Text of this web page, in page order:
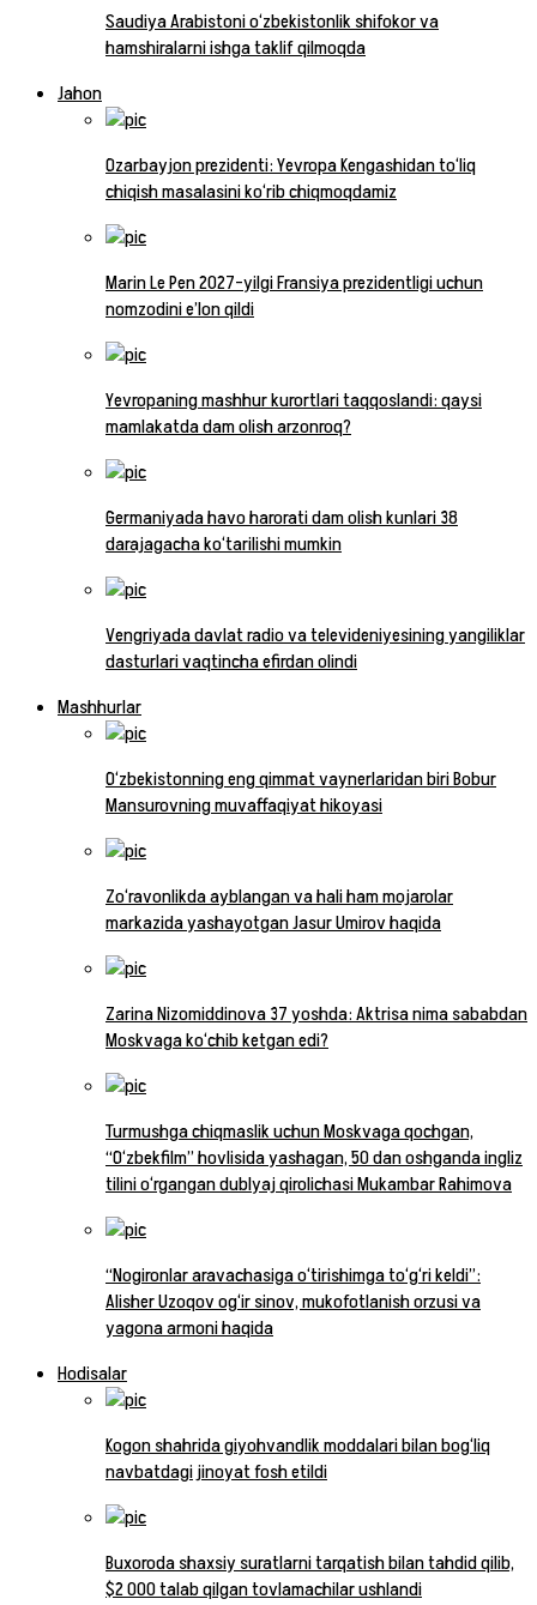
Saudiya Arabistoni o‘zbekistonlik shifokor va
hamshiralarni ishga taklif qilmoqda
Jahon
Ozarbayjon prezidenti: Yevropa Kengashidan to‘liq
chiqish masalasini ko‘rib chiqmoqdamiz
Marin Le Pen 2027-yilgi Fransiya prezidentligi uchun
nomzodini e’lon qildi
Yevropaning mashhur kurortlari taqqoslandi: qaysi
mamlakatda dam olish arzonroq?
Germaniyada havo harorati dam olish kunlari 38
darajagacha ko‘tarilishi mumkin
Vengriyada davlat radio va televideniyesining yangiliklar
dasturlari vaqtincha efirdan olindi
Mashhurlar
O‘zbekistonning eng qimmat vaynerlaridan biri Bobur
Mansurovning muvaffaqiyat hikoyasi
Zo‘ravonlikda ayblangan va hali ham mojarolar
markazida yashayotgan Jasur Umirov haqida
Zarina Nizomiddinova 37 yoshda: Aktrisa nima sababdan
Moskvaga ko‘chib ketgan edi?
Turmushga chiqmaslik uchun Moskvaga qochgan,
“O‘zbekfilm” hovlisida yashagan, 50 dan oshganda ingliz
tilini o‘rgangan dublyaj qirolichasi Mukambar Rahimova
“Nogironlar aravachasiga o‘tirishimga to‘g‘ri keldi”:
Alisher Uzoqov og‘ir sinov, mukofotlanish orzusi va
yagona armoni haqida
Hodisalar
Kogon shahrida giyohvandlik moddalari bilan bog‘liq
navbatdagi jinoyat fosh etildi
Buxoroda shaxsiy suratlarni tarqatish bilan tahdid qilib,
$2 000 talab qilgan tovlamachilar ushlandi